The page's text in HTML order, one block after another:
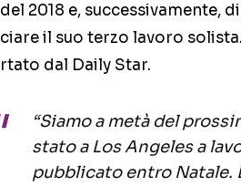
2018 e, successivamente,
il suo terzo lavoro
dal Daily Star.
“Siamo a metà del
stato a Los Angeles a
pubblicato entro Natale.